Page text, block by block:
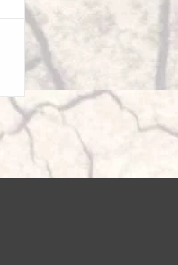
or Specific
(W)
Harness Included
Rating (A)
Rated Life (hr.)
Amperage Rating (A)